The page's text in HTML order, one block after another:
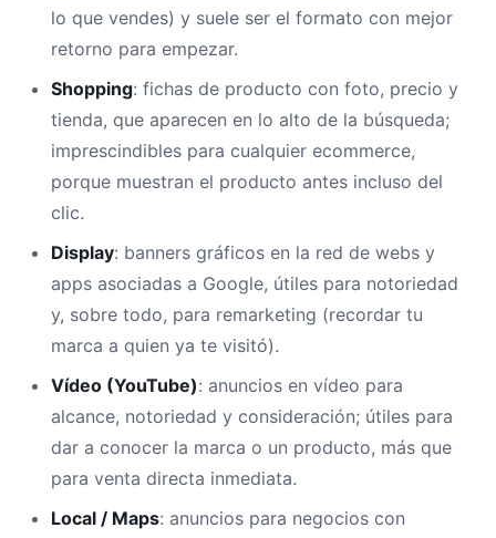
lo que vendes) y suele ser el formato con mejor
retorno para empezar.
Shopping: fichas de producto con foto, precio y
tienda, que aparecen en lo alto de la búsqueda;
imprescindibles para cualquier ecommerce,
porque muestran el producto antes incluso del
clic.
Display: banners gráficos en la red de webs y
apps asociadas a Google, útiles para notoriedad
y, sobre todo, para remarketing (recordar tu
marca a quien ya te visitó).
Vídeo (YouTube): anuncios en vídeo para
alcance, notoriedad y consideración; útiles para
dar a conocer la marca o un producto, más que
para venta directa inmediata.
Local / Maps: anuncios para negocios con